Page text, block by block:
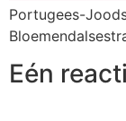
Portugees-
Eén